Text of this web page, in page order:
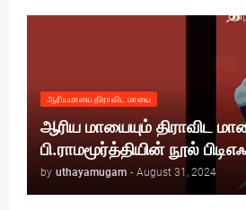
ஆரியமாயை திராவிட மாயை
ஆரிய மாயையும் திராவிட
பி.ராமமூர்த்தியின் நூல்
by uthayamugam - August 31, 2024